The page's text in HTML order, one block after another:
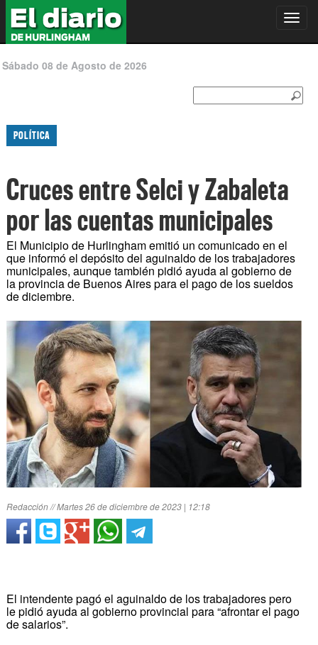
Sábado 08 de Agosto de 2026
POLÍTICA
Cruces entre Selci y Zabaleta
por las cuentas municipales
El Municipio de Hurlingham emitió un comunicado en el
que informó el depósito del aguinaldo de los trabajadores
municipales, aunque también pidió ayuda al gobierno de
la provincia de Buenos Aires para el pago de los sueldos
de diciembre.
Redacción // Martes 26 de diciembre de 2023 | 12:18
El intendente pagó el aguinaldo de los trabajadores pero
le pidió ayuda al gobierno provincial para “afrontar el pago
de salarios”.